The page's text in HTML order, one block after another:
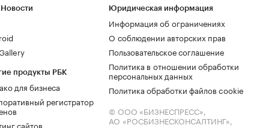
продукты РБК
для бизнеса
регистратор
сайтов
Юридическая информация
Информация об ограничениях
О соблюдении авторских прав
Пользовательское соглашение
Политика в отношении обработки
персональных данных
Политика обработки файлов cookie
© ООО «БИЗНЕСПРЕСС»,
АО «РОСБИЗНЕСКОНСАЛТИНГ»,